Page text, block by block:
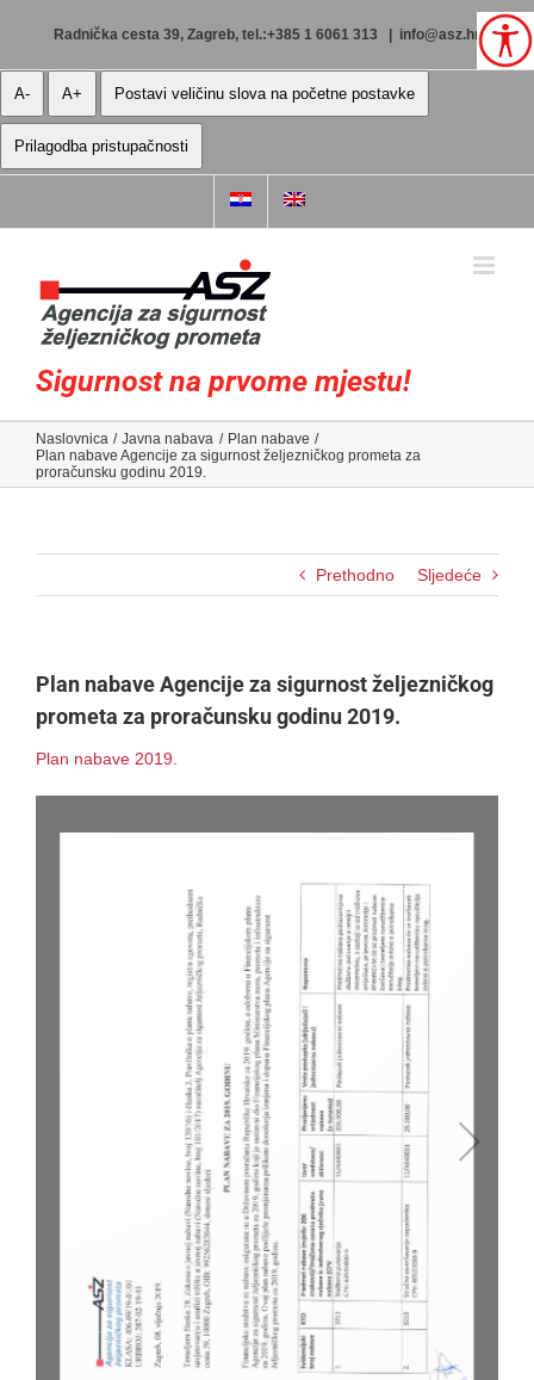
Radnička cesta 39, Zagreb, tel.:+385 1 6061 313 info@asz.hr
A- A+ Postavi veličinu slova na početne postavke
Prilagodba pristupačnosti
Sigurnost na prvome mjestu!
Naslovnica Javna nabava
Plan nabave
Plan nabave Agencije za sigurnost željezničkog prometa za
proračunsku godinu 2019.
Prethodno Sljedeće
Plan nabave Agencije za sigurnost željezničkog
prometa za proračunsku godinu 2019.
Plan nabave 2019.